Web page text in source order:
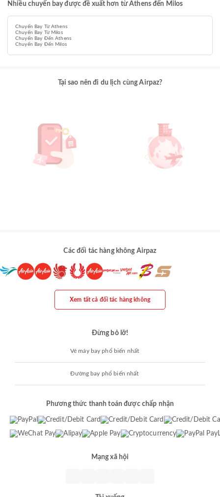
Nhiều chuyến bay được đề xuất hơn từ Athens đến Milos
Chuyến Bay Từ Athens
Chuyến Bay Từ Milos
Chuyến Bay Đến Athens
Chuyến Bay Đến Milos
Tại sao nên đi du lịch cùng Airpaz?
Các đối tác hàng không Airpaz
Xem tất cả đối tác hàng không
Đừng bỏ lỡ!
Vé máy bay phổ biến nhất
Đường bay phổ biến nhất
Phương thức thanh toán được chấp nhận
Mạng xã hội